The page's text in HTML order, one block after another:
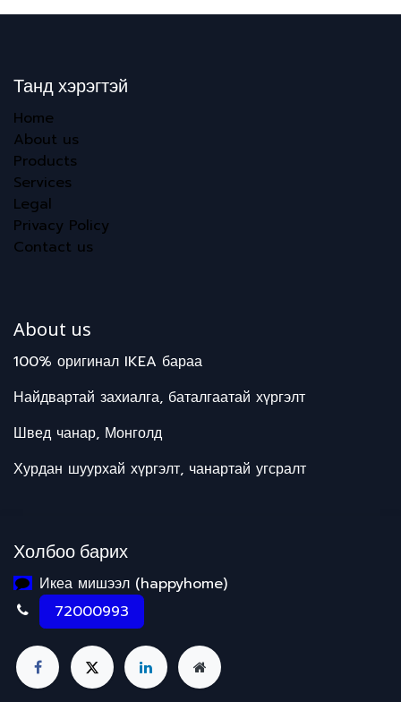
Танд хэрэгтэй
Home
About us
Products
Services
Legal
Privacy Policy
Contact us
About us
100% оригинал IKEA бараа
Найдвартай захиалга, баталгаатай хүргэлт
Швед чанар, Монголд
Хурдан шуурхай хүргэлт, чанартай угсралт
Холбоо барих
Икеа мишээл (happyhome)
72000993